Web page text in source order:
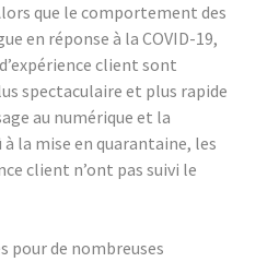
que le comportement des
en réponse à la COVID-19,
client sont
spectaculaire et plus rapide
au numérique et la
la mise en quarantaine, les
client n’ont pas suivi le
pour de nombreuses